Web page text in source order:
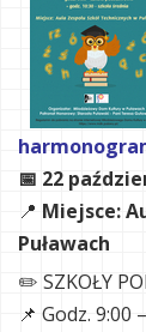
📅 22
📍 Miejsce:
Puławach
✏️ SZKOŁY
📌 Godz. 9:00